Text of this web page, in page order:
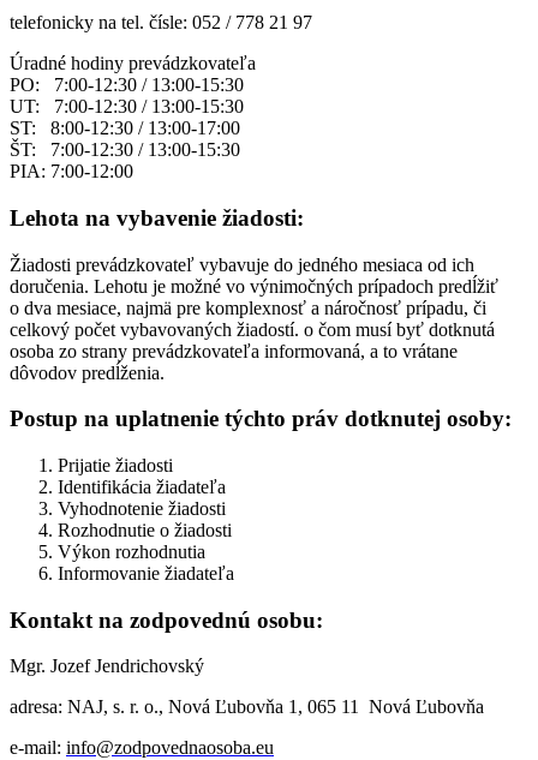
telefonicky na tel. čísle: 052 / 778 21 97
Úradné hodiny prevádzkovateľa
PO: 7:00-12:30 / 13:00-15:30
UT: 7:00-12:30 / 13:00-15:30
ST: 8:00-12:30 / 13:00-17:00
ŠT: 7:00-12:30 / 13:00-15:30
PIA: 7:00-12:00
Lehota na vybavenie žiadosti:
Žiadosti prevádzkovateľ vybavuje do jedného mesiaca od ich
doručenia. Lehotu je možné vo výnimočných prípadoch predĺžiť
o dva mesiace, najmä pre komplexnosť a náročnosť prípadu, či
celkový počet vybavovaných žiadostí. o čom musí byť dotknutá
osoba zo strany prevádzkovateľa informovaná, a to vrátane
dôvodov predĺženia.
Postup na uplatnenie týchto práv dotknutej osoby:
Prijatie žiadosti
Identifikácia žiadateľa
Vyhodnotenie žiadosti
Rozhodnutie o žiadosti
Výkon rozhodnutia
Informovanie žiadateľa
Kontakt na zodpovednú osobu:
Mgr. Jozef Jendrichovský
adresa: NAJ, s. r. o., Nová Ľubovňa 1, 065 11 Nová Ľubovňa
e-mail: info@zodpovednaosoba.eu